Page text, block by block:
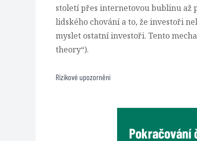
století přes internetovou bublinu až
lidského chování a to, že investoři
myslet ostatní investoři. Tento
theory“).
Rizikové upozornění
Pokračování